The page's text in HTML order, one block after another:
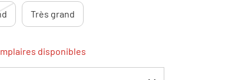
Très grand
disponibles